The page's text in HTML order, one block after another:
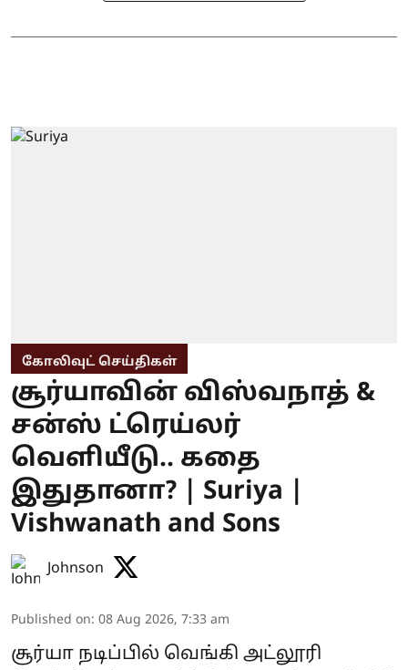
கோலிவுட் செய்திகள்
சூர்யாவின் விஸ்வநாத் &
சன்ஸ் ட்ரெய்லர்
வெளியீடு.. கதை
இதுதானா? | Suriya |
Vishwanath and Sons
Johnson
Published on: 08 Aug 2026, 7:33 am
சூர்யா நடிப்பில் வெங்கி அட்லூரி